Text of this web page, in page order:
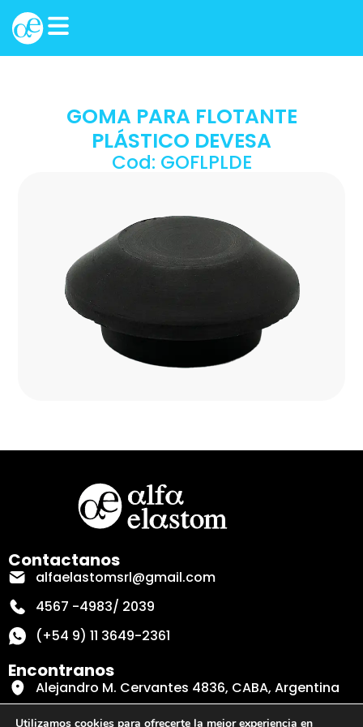
GOMA PARA FLOTANTE
PLÁSTICO DEVESA
Cod: GOFLPLDE
Contactanos
alfaelastomsrl@gmail.com
4567 -4983/ 2039
(+54 9) 11 3649-2361
Encontranos
Alejandro M. Cervantes 4836, CABA, Argentina
Secciones
Utilizamos cookies para ofrecerte la mejor experiencia en